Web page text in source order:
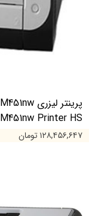
M451nw Printer HS دست دوم
۱۲۸,۴۵۶,۶۴۷ تومان